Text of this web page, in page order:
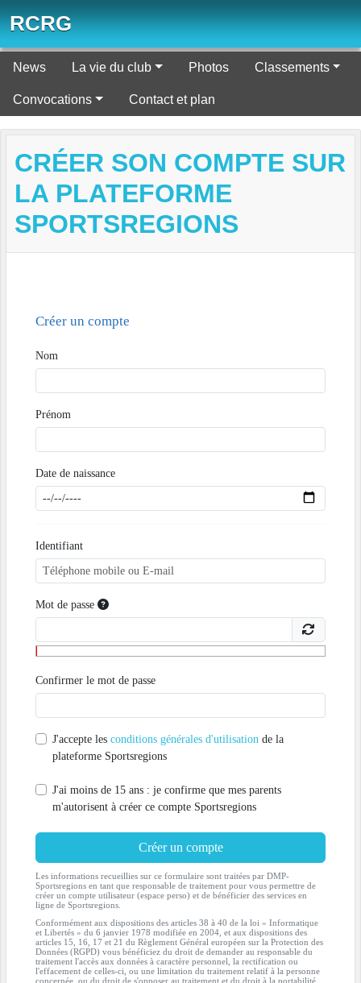
RCRG
News La vie du club Photos Classements
Convocations Contact et plan
CRÉER SON COMPTE SUR
LA PLATEFORME
SPORTSREGIONS
Créer un compte
Nom
Prénom
Date de naissance
Identifiant
Mot de passe
Confirmer le mot de passe
J'accepte les conditions générales d'utilisation de la
plateforme Sportsregions
J'ai moins de 15 ans : je confirme que mes parents
m'autorisent à créer ce compte Sportsregions
Créer un compte
Les informations recueillies sur ce formulaire sont traitées par DMP-
Sportsregions en tant que responsable de traitement pour vous permettre de
créer un compte utilisateur (espace perso) et de bénéficier des services en
ligne de Sportsregions.
Conformément aux dispositions des articles 38 à 40 de la loi « Informatique
et Libertés » du 6 janvier 1978 modifiée en 2004, et aux dispositions des
articles 15, 16, 17 et 21 du Règlement Général européen sur la Protection des
Données (RGPD) vous bénéficiez du droit de demander au responsable du
traitement l'accès aux données à caractère personnel, la rectification ou
l'effacement de celles-ci, ou une limitation du traitement relatif à la personne
concernée, ou du droit de s'opposer au traitement et du droit à la portabilité